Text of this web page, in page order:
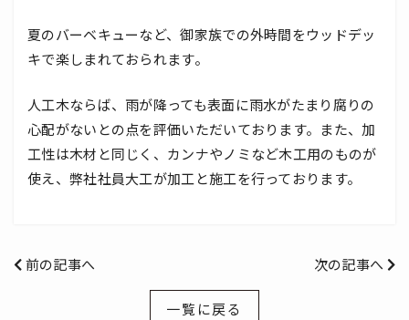
夏のバーベキューなど、御家族での外時間をウッドデッ
キで楽しまれておられます。
人工木ならば、雨が降っても表面に雨水がたまり腐りの
心配がないとの点を評価いただいております。また、加
工性は木材と同じく、カンナやノミなど木工用のものが
使え、弊社社員大工が加工と施工を行っております。
前の記事へ 次の記事へ
一覧に戻る